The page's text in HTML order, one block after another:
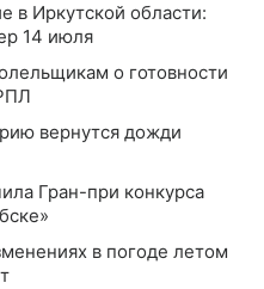
в Иркутской области:
14 июля
о готовности
вернутся дожди
Гран-при конкурса
в погоде летом